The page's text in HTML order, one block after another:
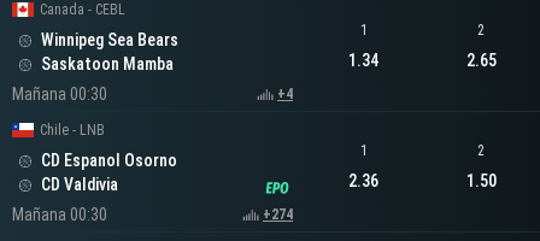
Canada - CEBL
Winnipeg Sea Bears
Saskatoon Mamba
Mañana 00:30
+4
1
1.34
2
2.65
Chile - LNB
CD Espanol Osorno
CD Valdivia
Mañana 00:30
+274
1
2.36
2
1.50